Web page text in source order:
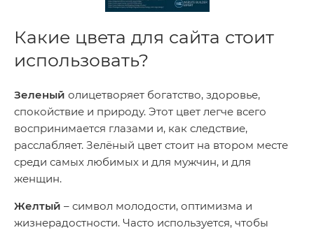
Какие цвета для сайта стоит
использовать?
Зеленый олицетворяет богатство, здоровье,
спокойствие и природу. Этот цвет легче всего
воспринимается глазами и, как следствие,
расслабляет. Зелёный цвет стоит на втором месте
среди самых любимых и для мужчин, и для
женщин.
Желтый – символ молодости, оптимизма и
жизнерадостности. Часто используется, чтобы